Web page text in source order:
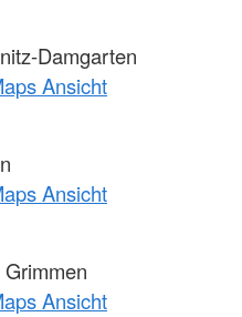
Damgarten
Ansicht
Ansicht
Ansicht